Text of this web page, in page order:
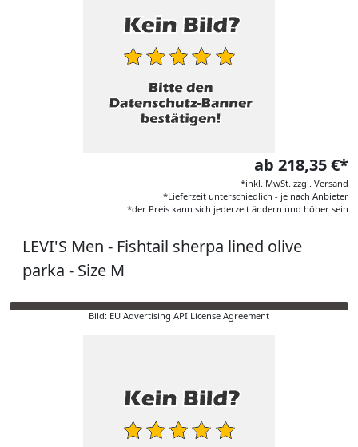
ab 218,35 €*
*inkl. MwSt. zzgl. Versand
*Lieferzeit unterschiedlich - je nach Anbieter
*der Preis kann sich jederzeit ändern und höher sein
LEVI'S Men - Fishtail sherpa lined olive
parka - Size M
Bild: EU Advertising API License Agreement